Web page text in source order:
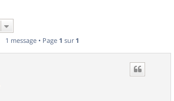
1 message • Page 1 sur 1